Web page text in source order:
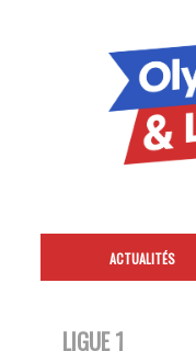
ACTUALITÉS
LIGUE 1